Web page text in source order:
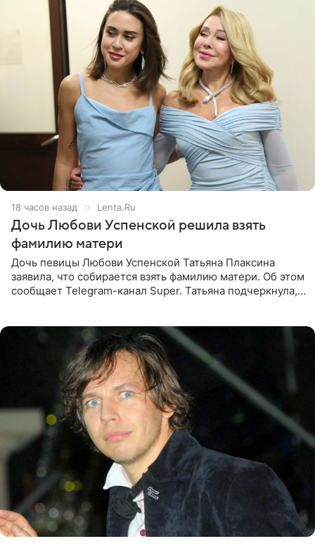
18 часов назад Lenta.Ru
Дочь Любови Успенской решила взять
фамилию матери
Дочь певицы Любови Успенской Татьяна Плаксина
заявила, что собирается взять фамилию матери. Об этом
сообщает Telegram-канал Super. Татьяна подчеркнула,